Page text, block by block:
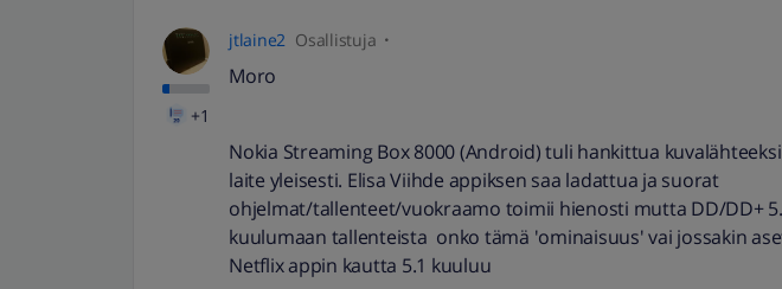
+1
jtlaine2 Osallistuja
Moro
Nokia Streaming Box 8000 (Android) tuli hankittua
laite yleisesti. Elisa Viihde appiksen saa ladattua ja suorat
ohjelmat/tallenteet/vuokraamo toimii hienosti mutta DD/DD+
kuulumaan tallenteista onko tämä 'ominaisuus' vai jossakin
Netflix appin kautta 5.1 kuuluu